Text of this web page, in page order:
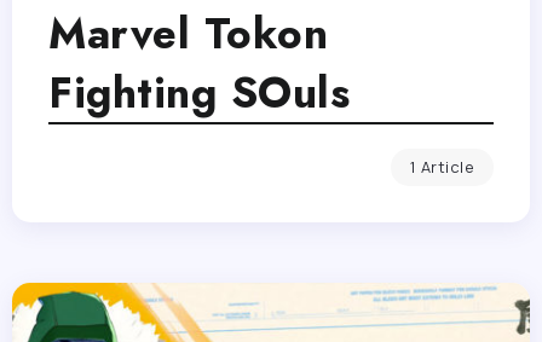
Marvel Tokon
Fighting SOuls
1 Article